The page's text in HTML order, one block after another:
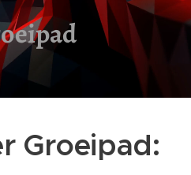
Groeipad: